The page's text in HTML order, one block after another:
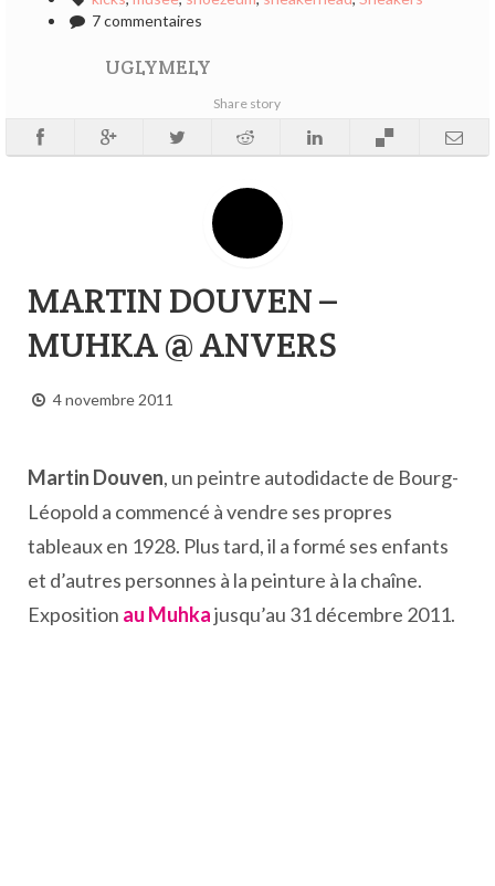
7 commentaires
UGLYMELY
Share story
MARTIN DOUVEN –
MUHKA @ ANVERS
4 novembre 2011
Martin Douven, un peintre autodidacte de Bourg-
Léopold a commencé à vendre ses propres
tableaux en 1928. Plus tard, il a formé ses enfants
et d’autres personnes à la peinture à la chaîne.
Exposition au Muhkajusqu’au 31 décembre 2011.